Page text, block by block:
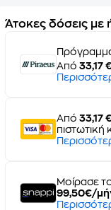
Άτοκες δόσεις με
Από33,17
Από33,17
πιστωτική
Μοίρασε
99,50€/